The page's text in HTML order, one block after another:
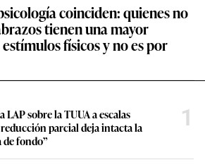
coinciden: quienes no
tienen una mayor
físicos y no es por
sobre la TUUA a escalas
parcial deja intacta la
de fondo”
1